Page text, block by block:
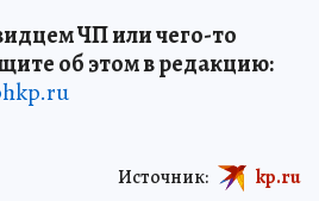
ЧП или чего-то
об этом в редакцию:
Источник: kp.ru